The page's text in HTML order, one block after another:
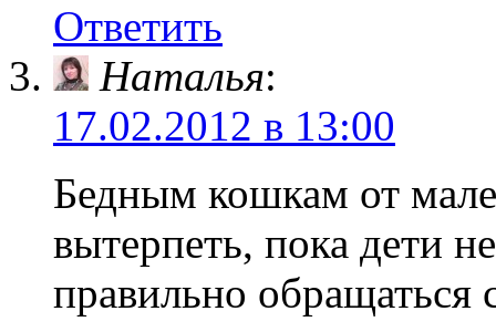
Ответить
Наталья:
17.02.2012 в 13:00
Бедным кошкам от
вытерпеть, пока дети
правильно